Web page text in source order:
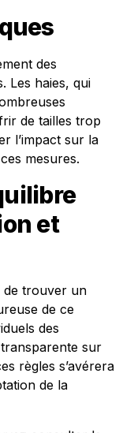
des
Les haies, qui
de tailles trop
l’impact sur la
mesures.
et
de trouver un
de ce
des
sur
règles s’avérera
de la